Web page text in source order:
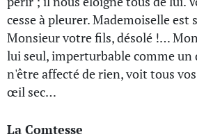
cesse à pleurer. Mademoiselle est
Monsieur votre fils, désolé !…
lui seul, imperturbable comme un
n'être affecté de rien, voit tous
œil sec…
La Comtesse